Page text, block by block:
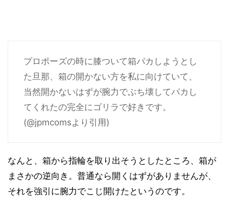
プロポーズの時に膝ついて箱パカしようとし
た旦那、箱の開かない方を私に向けていて、
当然開かないはずが腕力でぶち壊してパカし
てくれたの完全にゴリラで好きです。
(@jpmcomsより引用)
なんと、箱から指輪を取り出そうとしたところ、箱が
まさかの逆向き。普通なら開くはずがありませんが、
それを強引に腕力でこじ開けたというのです。